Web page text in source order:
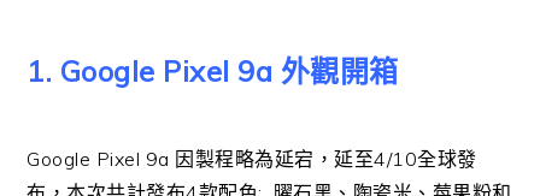
1. Google Pixel 9a 外觀開箱
Google Pixel 9a 因製程略為延宕，延至4/10全球發